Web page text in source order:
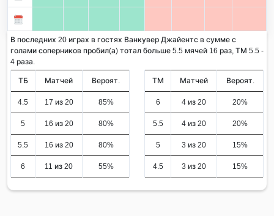
В последних 20 играх в гостях Ванкувер Джайентс в сумме с
голами соперников пробил(а) тотал больше 5.5 мячей 16 раз, ТМ 5.5 -
4 раза.
ТБ Матчей Вероят.
4.5 17 из 20 85%
5 16 из 20 80%
5.5 16 из 20 80%
6 11 из 20 55%
ТМ Матчей Вероят.
6 4 из 20 20%
5.5 4 из 20 20%
5 3 из 20 15%
4.5 3 из 20 15%